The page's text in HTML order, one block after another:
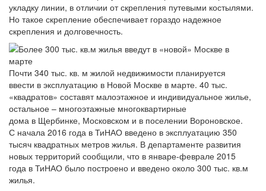
укладку линии, в отличии от скрепления путевыми костылями.
Но такое скрепление обеспечивает гораздо надежное
скрепления и долговечность.
Почти 340 тыс. кв. м жилой недвижимости планируется
ввести в эксплуатацию в Новой Москве в марте. 40 тыс.
«квадратов» составят малоэтажное и индивидуальное жилье,
остальное – многоэтажные многоквартирные
дома в Щербинке, Московском и в поселении Вороновское.
С начала 2016 года в ТиНАО введено в эксплуатацию 350
тысяч квадратных метров жилья. В департаменте развития
новых территорий сообщили, что в январе-феврале 2015
года в ТиНАО было построено и введено около 300 тыс. кв.м
жилья.